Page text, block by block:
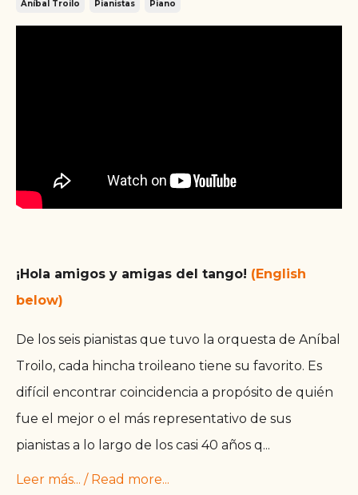
Aníbal Troilo Pianistas Piano
¡Hola amigos y amigas del tango! (English
below)
De los seis pianistas que tuvo la orquesta de Aníbal
Troilo, cada hincha troileano tiene su favorito. Es
difícil encontrar coincidencia a propósito de quién
fue el mejor o el más representativo de sus
pianistas a lo largo de los casi 40 años q...
Leer más... / Read more...